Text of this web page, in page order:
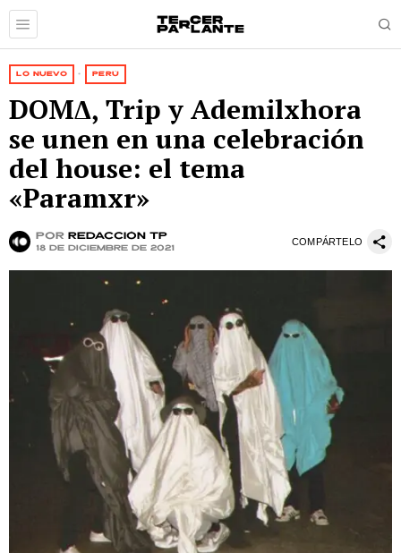
LO NUEVO · PERÚ
DOMΔ, Trip y Ademilxhora
se unen en una celebración
del house: el tema
«Paramxr»
por Redacción TP
18 de diciembre de 2021
COMPÁRTELO